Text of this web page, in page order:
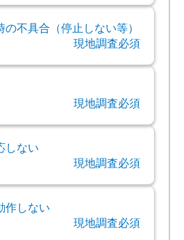
不具合（停止しない等）
現地調査必須
現地調査必須
しない
現地調査必須
作しない
現地調査必須